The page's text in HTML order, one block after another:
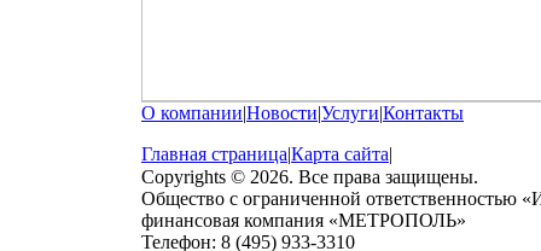
О компании|Новости|Услуги|Контакты
Главная страница|Карта сайта|
Copyrights © 2026. Все права защищены.
Общество с ограниченной ответственностью
финансовая компания «МЕТРОПОЛЬ»
Телефон: 8 (495) 933-3310